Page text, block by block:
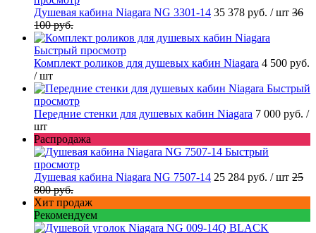
Душевая кабина Niagara NG 3301-14 35 378 руб. / шт 36
100 руб.
Быстрый просмотр
Комплект роликов для душевых кабин Niagara 4 500 руб.
/ шт
Быстрый
просмотр
Передние стенки для душевых кабин Niagara 7 000 руб. /
шт
Распродажа
Быстрый
просмотр
Душевая кабина Niagara NG 7507-14 25 284 руб. / шт 25
800 руб.
Хит продаж
Рекомендуем